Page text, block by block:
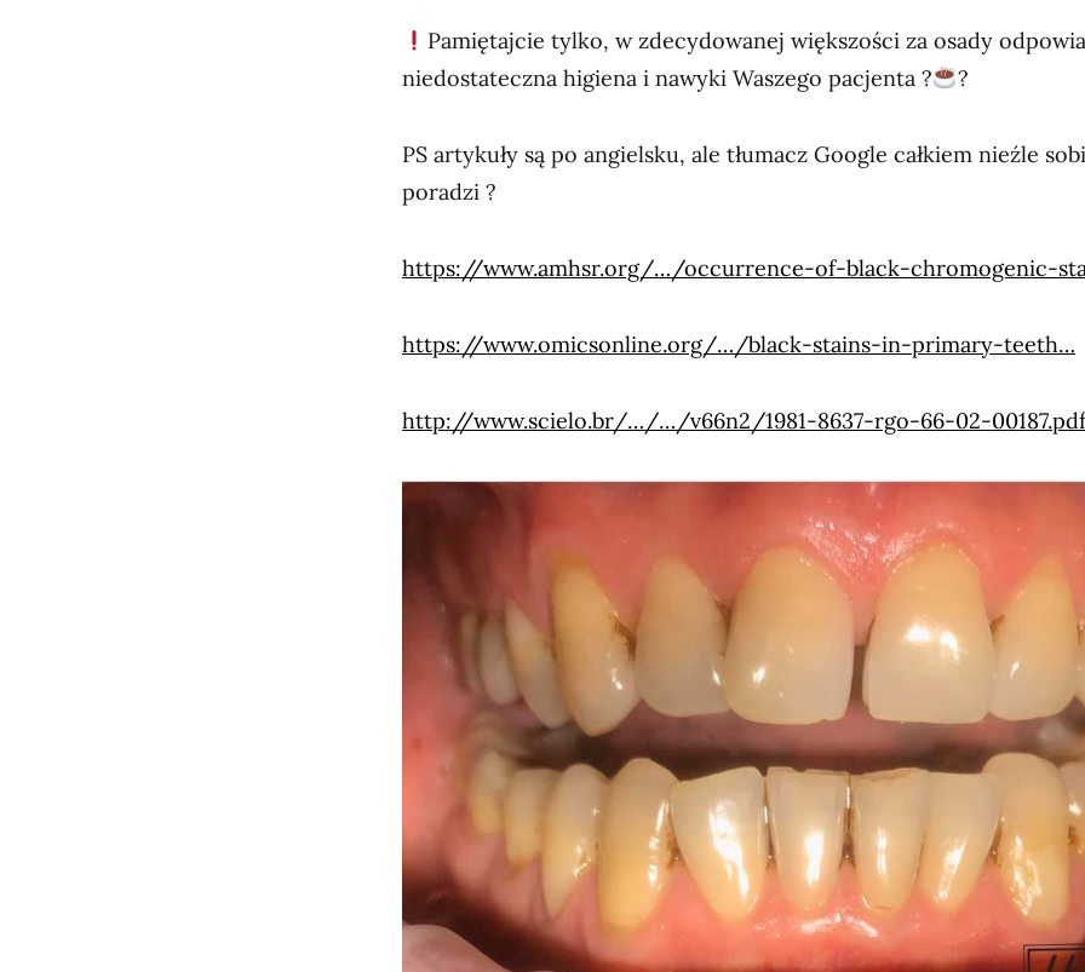
Pamiętajcie tylko, w zdecydowanej większości za osady
niedostateczna higiena i nawyki Waszego pacjenta ?
?
PS artykuły są po angielsku, ale tłumacz Google całkiem nieźle
poradzi ?
https://www.amhsr.org/…/occurrence-of-black-chromogenic-
https://www.omicsonline.org/…/black-stains-in-primary-teeth…
http://www.scielo.br/…/…/v66n2/1981-8637-rgo-66-02-00187.pdf